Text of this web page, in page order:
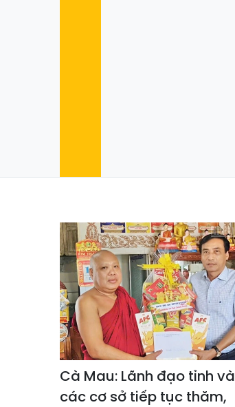
Cà Mau: Lãnh đạo tỉnh và
các cơ sở tiếp tục thăm,